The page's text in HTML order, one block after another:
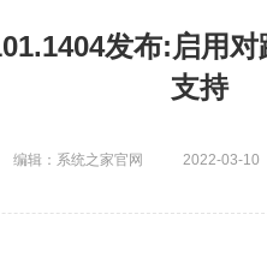
发布:启用
支持
编辑：系统之家官网 2022-03-10